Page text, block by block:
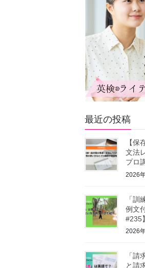
最近の投稿
【保
文法
プロ
2026
「訓
例文
#235】
2026
「請
と請